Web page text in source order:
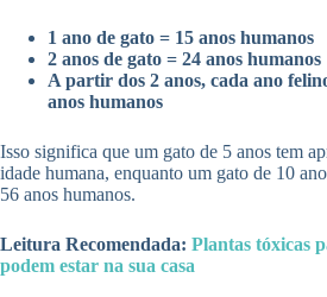
1 ano de gato = 15 anos humanos
2 anos de gato = 24 anos humanos
A partir dos 2 anos, cada ano
anos humanos
Isso significa que um gato de 5 anos tem
idade humana, enquanto um gato de 10
56 anos humanos.
Leitura Recomendada: Plantas tóxicas
podem estar na sua casa